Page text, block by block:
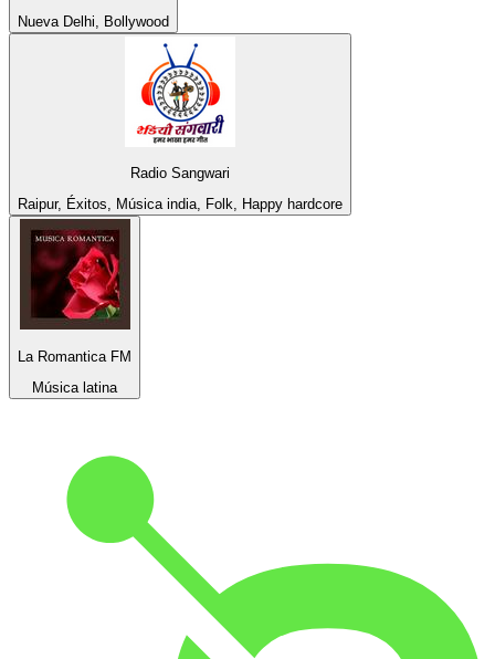
Nueva Delhi, Bollywood
Radio Sangwari
Raipur, Éxitos, Música india, Folk, Happy hardcore
La Romantica FM
Música latina